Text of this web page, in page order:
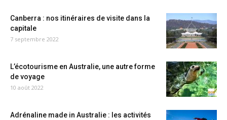
Canberra : nos itinéraires de visite dans la
capitale
7 septembre 2022
L’écotourisme en Australie, une autre forme
de voyage
10 août 2022
Adrénaline made in Australie : les activités